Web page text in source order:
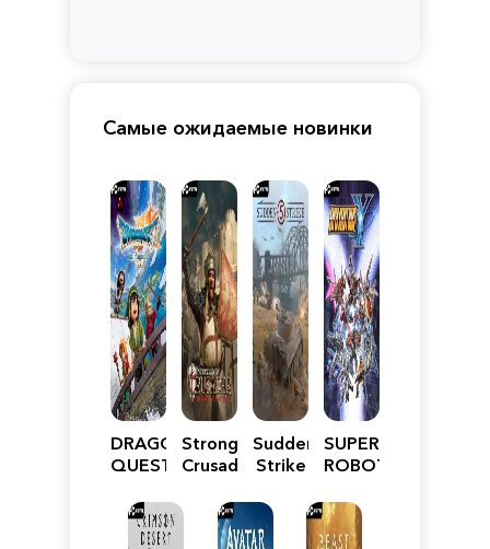
Самые ожидаемые новинки
DRAGON
QUEST
Reimagined
Stronghold
Crusader:
Edition
Sudden
Strike
SUPER
ROBOT
Y